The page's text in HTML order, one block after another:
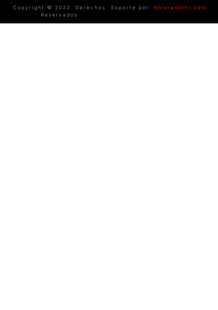
Copyright © 2022. Derechos
Reservados
Soporte por: Riverasofts.com